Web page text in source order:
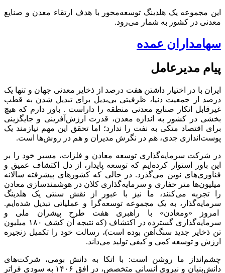
این مجموعه یک هلدینگ توسعه‌محور با هدف ارتقاء معدن و صنایع
معدنی در کشور به شمار می‌رود.
سهامداران عمده
پیام مدیرعامل
ایران با در اختیار داشتن هفت درصد از ذخایر معدنی جهان و تنها یک
درصد از جمعیت دنیا، ظرفیتی بی‌بدیل برای تبدیل شدن به قطب
غیرقابل انکار صنایع معدنی منطقه را داراست . باور دارم که هیچ
بخشی در کشور به اندازه معدن، قدرت ارزش‌آفرینی و جایگزینی
برای اقتصاد متکی به نفت را ندارد؛ اما تحقق این مهم نیازمند یک
پوست‌اندازی جدی، هم در نگرش مدیران و هم در روش‌ها است.
در شرکت سرمایه‌گذاری توسعه معادن و فلزات، مسیر خود را بر
این باور استوار کرده‌ایم که توسعه پایدار، از دل اکتشاف عمیق و
فناوری‌های نوین می‌گذرد. در حالی که کشورهای پیشرفته سالانه
میلیون‌ها متر حفاری و سرمایه‌گذاری کلان در هوشمندسازی معادن
را تجربه می‌کنند، ما نیز با عبور از نقش سنتی یک هلدینگ
سرمایه‌گذار، به یک مجموعه توسعه‌گرا و عملیاتی تبدیل شده‌ایم.
امروز «ومعادن» با راهبری هفت طرح پیشران ملی و
سرمایه‌گذاری گسترده در اکتشاف (که نتیجه آن کشف ۱۸۰ میلیون
تن ذخایر جدید سنگ‌آهن بوده است)، رسالت خود را تکمیل زنجیره
ارزش و توسعه کمی و کیفی تولید می‌داند.
چشم‌انداز ما روشن است: با اتکا به دانش بومی، شرکت‌های
دانش‌بنیان و نیروی انسانی متخصص، در افق ۱۴۰۶ به سودی فراتر